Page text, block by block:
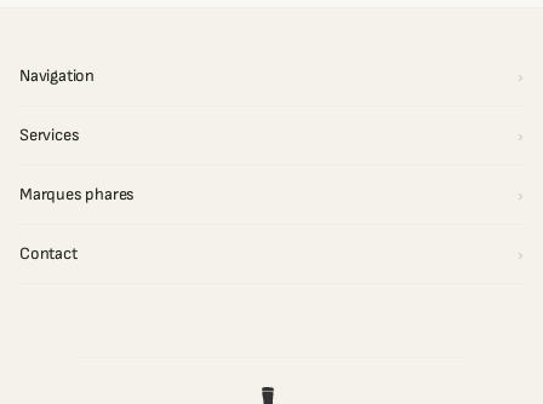
Navigation
Services
Marques phares
Contact